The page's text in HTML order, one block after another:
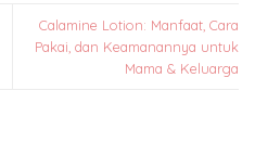
Calamine Lotion: Manfaat, Cara
Pakai, dan Keamanannya untuk
Mama & Keluarga